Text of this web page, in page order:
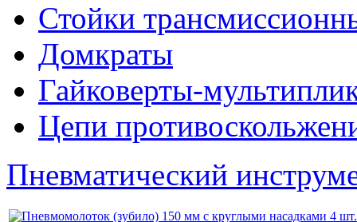
Стойки
Домкраты
Гайковерты-
Цепи
Пневматический